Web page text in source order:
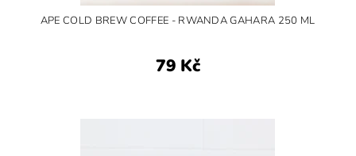
APE COLD BREW COFFEE - RWANDA GAHARA 250 ML
79 Kč